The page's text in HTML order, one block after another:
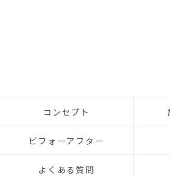
コンセプト
ビフォーアフター
よくある質問